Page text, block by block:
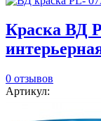
Краска ВД
0 отзывов
Артикул: